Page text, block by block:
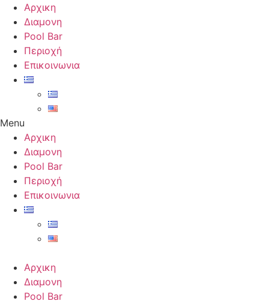
Skip
content
Αρχικη
Διαμονη
Pool Bar
Περιοχή
Επικοινωνια
Menu
Αρχικη
Διαμονη
Pool Bar
Περιοχή
Επικοινωνια
Αρχικη
Διαμονη
Pool Bar